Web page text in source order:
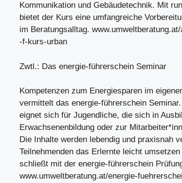
Kommunikation und Gebäudetechnik. Mit
bietet der Kurs eine umfangreiche
im Beratungsalltag.
-f-kurs-urban
Zwtl.: Das energie-führerschein Seminar
Kompetenzen zum Energiesparen im
vermittelt das energie-führerschein
eignet sich für Jugendliche, die sich in
Erwachsenenbildung oder zur
Die Inhalte werden lebendig und praxisnah
Teilnehmenden das Erlernte leicht
schließt mit der energie-führerschein
www.umweltberatung.at/energie-